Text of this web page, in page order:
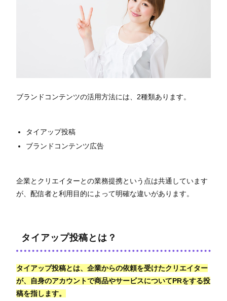
ブランドコンテンツの活用方法には、2種類あります。
タイアップ投稿
ブランドコンテンツ広告
企業とクリエイターとの業務提携という点は共通しています
が、配信者と利用目的によって明確な違いがあります。
タイアップ投稿とは？
タイアップ投稿とは、企業からの依頼を受けたクリエイター
が、自身のアカウントで商品やサービスについてPRをする投
稿を指します。